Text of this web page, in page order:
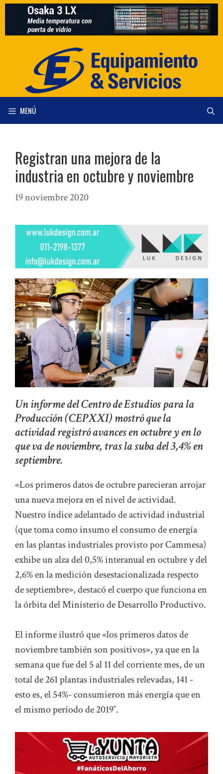
Saltar
contenido
MENÚ
Registran una mejora de la
industria en octubre y noviembre
19 noviembre 2020
Un informe del Centro de Estudios para la
Producción (CEPXXI) mostró que la
actividad registró avances en octubre y en lo
que va de noviembre, tras la suba del 3,4% en
septiembre.
«Los primeros datos de octubre parecieran arrojar
una nueva mejora en el nivel de actividad.
Nuestro índice adelantado de actividad industrial
(que toma como insumo el consumo de energía
en las plantas industriales provisto por Cammesa)
exhibe un alza del 0,5% interanual en octubre y del
2,6% en la medición desestacionalizada respecto
de septiembre», destacó el cuerpo que funciona en
la órbita del Ministerio de Desarrollo Productivo.
El informe ilustró que «los primeros datos de
noviembre también son positivos», ya que en la
semana que fue del 5 al 11 del corriente mes, de un
total de 261 plantas industriales relevadas, 141 -
esto es, el 54%- consumieron más energía que en
el mismo período de 2019″.